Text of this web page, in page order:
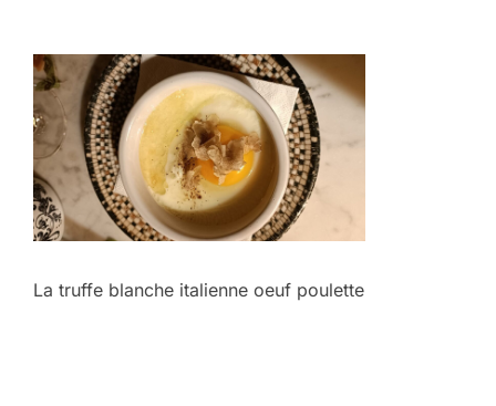
La truffe blanche italienne oeuf poulette